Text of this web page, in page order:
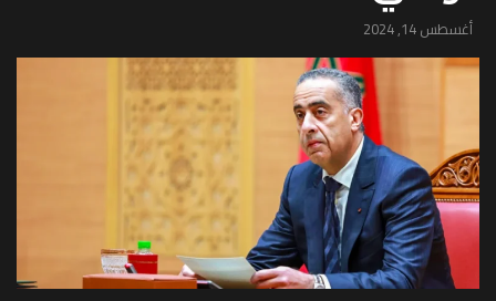
أغسطس 14, 2024